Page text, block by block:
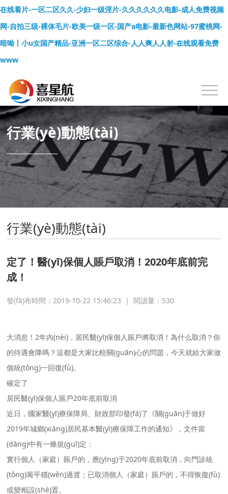
在线看片-一区二区久久-少妇一级淫片-久久久久久久电影-成人免费视频
网-自拍三级-裸体毛片-欧美一级一区-国产a电影-最新色网站-97蜜桃网-
暗呦丨小u女国产精品-亚洲一区二区综合-人人爽人人射-在线观看免费
www
行業(yè)動態(tài)
行業(yè)動態(tài)
定了！醫(yī)保個人賬戶取消！2020年底前完
成！
發(fā)布時間：2019-10-22 15:46:23 |閱讀量： 530
大消息！2年內(nèi)，居民醫(yī)保個人賬戶將取消！為什么取消？你
的待遇會降嗎？這都是大家比較關(guān)心的問題，今天就給大家做
個統(tǒng)一回復(fù)。
確定了
居民醫(yī)保個人賬戶20年底前取消
近日，國家醫(yī)療保障局、財政部印發(fā)了《關(guān)于做好
2019年城鄉(xiāng)居民基本醫(yī)療保障工作的通知》，文件當
(dāng)中有一條規(guī)定：
實行個人（家庭）賬戶的，應(yīng)于2020年底前取消，向門診統
(tǒng)籌平穩(wěn)過渡；已取消個人（家庭）賬戶的，不得恢復(fù)
或變相設(shè)置。